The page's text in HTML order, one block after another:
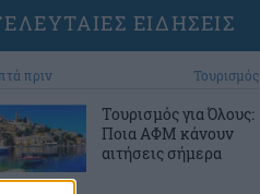
ΕΙΔΗΣΕΙΣ
πριν Τουρισμός
Τουρισμός για Όλους:
Ποια ΑΦΜ κάνουν
αιτήσεις σήμερα